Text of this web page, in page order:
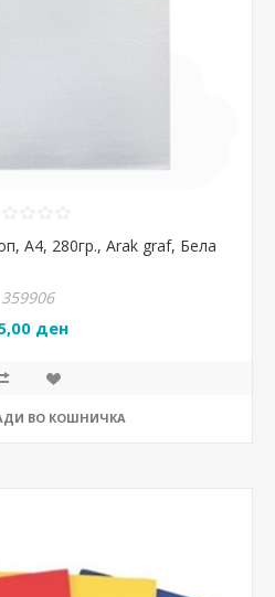
А4, 280гр., Arak graf, Бела
359906
ден
ВО КОШНИЧКА